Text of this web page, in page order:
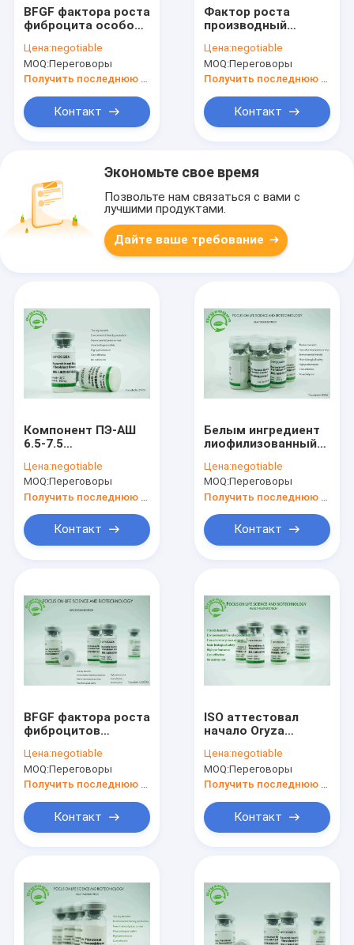
продукты
О Компании
BFGF фактора роста
фиброцита особой
человеческого
биологические для
науки исследуют
Цена:negotiable
MOQ:Переговоры
Получить последнюю цену
Контакт
Фактор роста
производный
основной для
сыворотки -
свободное
Цена:negotiable
MOQ:Переговоры
Получить последнюю цену
Контакт
Экономьте свое время
Позвольте нам связаться с вами с
лучшими продуктами.
Дайте ваше требование
Компонент ПЭ-АШ
6.5-7.5
основной FGF не-
животный
Цена:negotiable
MOQ:Переговоры
Контакт
Белым ингредиент
лиофилизованный
порошка bFGF
клетки
млекопитающих
культурной среды
17KD
Цена:negotiable
MOQ:Переговоры
Контакт
BFGF фактора роста
фиброцитов
специфическое
выраженное без
любого риска
елементов
Цена:negotiable
MOQ:Переговоры
Получить последнюю цену
Контакт
ISO аттестовал
начало Oryza
rbFGF Sativa
Цена:negotiable
MOQ:Переговоры
Получить последнюю цену
Контакт